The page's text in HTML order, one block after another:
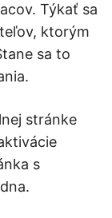
Týkať sa
ktorým
sa to
stránke
s